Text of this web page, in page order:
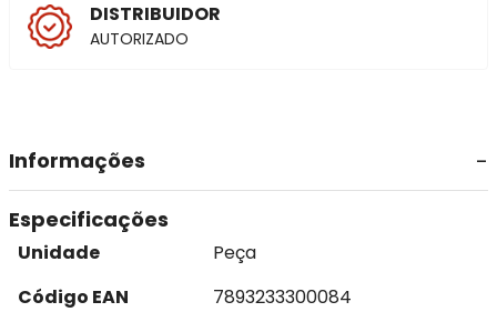
DISTRIBUIDOR
AUTORIZADO
Informações
Especificações
Unidade
Peça
Código EAN
7893233300084